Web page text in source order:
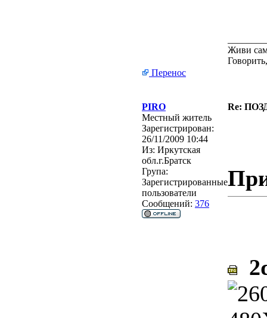
Живи
Перенос
PIRO
Re:
Местный житель
Зарегистрирован:
26/11/2009 10:44
Из: Иркутская
обл.г.Братск
Група:
Зарегистрированные
пользователи
Сообщений: 376